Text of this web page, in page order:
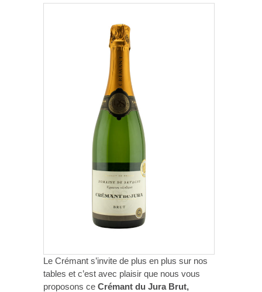
Le Crémant s’invite de plus en plus sur nos
tables et c’est avec plaisir que nous vous
proposons ce Crémant du Jura Brut,